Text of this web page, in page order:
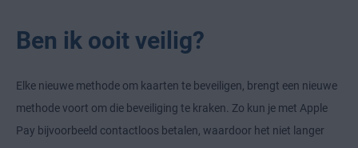
Ben ik ooit veilig?
Elke nieuwe methode om kaarten te beveiligen, brengt een nieuwe
methode voort om die beveiliging te kraken. Zo kun je met Apple
Pay bijvoorbeeld contactloos betalen, waardoor het niet langer